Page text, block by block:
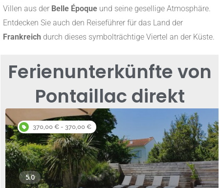
Villen aus der Belle Époque und seine gesellige Atmosphäre.
Entdecken Sie auch den Reiseführer für das Land der
Frankreich durch dieses symbolträchtige Viertel an der Küste.
Ferienunterkünfte von
Pontaillac direkt
370,00 € - 370,00 €